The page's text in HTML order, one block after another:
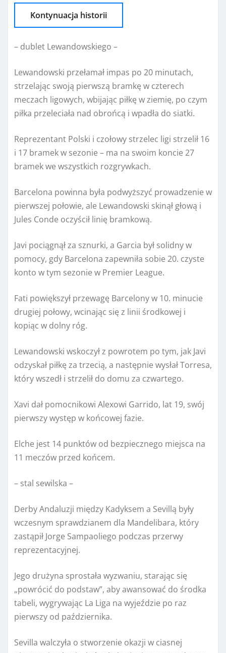
Kontynuacja historii
– dublet Lewandowskiego –
Lewandowski przełamał impas po 20 minutach,
strzelając swoją pierwszą bramkę w czterech
meczach ligowych, wbijając piłkę w ziemię, po czym
piłka przeleciała nad obrońcą i wpadła do siatki.
Reprezentant Polski i czołowy strzelec ligi strzelił 16
i 17 bramek w sezonie – ma na swoim koncie 27
bramek we wszystkich rozgrywkach.
Barcelona powinna była podwyższyć prowadzenie w
pierwszej połowie, ale Lewandowski skinął głową i
Jules Conde oczyścił linię bramkową.
Javi pociągnął za sznurki, a Garcia był solidny w
pomocy, gdy Barcelona zapewniła sobie 20. czyste
konto w tym sezonie w Premier League.
Fati powiększył przewagę Barcelony w 10. minucie
drugiej połowy, wcinając się z linii środkowej i
kopiąc w dolny róg.
Lewandowski wskoczył z powrotem po tym, jak Javi
odzyskał piłkę za trzecią, a następnie wysłał Torresa,
który wszedł i strzelił do domu za czwartego.
Xavi dał pomocnikowi Alexowi Garrido, lat 19, swój
pierwszy występ w końcowej fazie.
Elche jest 14 punktów od bezpiecznego miejsca na
11 meczów przed końcem.
– stal sewilska –
Derby Andaluzji między Kadyksem a Sevillą były
wczesnym sprawdzianem dla Mandelibara, który
zastąpił Jorge Sampaoliego podczas przerwy
reprezentacyjnej.
Jego drużyna sprostała wyzwaniu, starając się
„powrócić do podstaw”, aby awansować do środka
tabeli, wygrywając La Liga na wyjeździe po raz
pierwszy od października.
Sevilla walczyła o stworzenie okazji w ciasnej